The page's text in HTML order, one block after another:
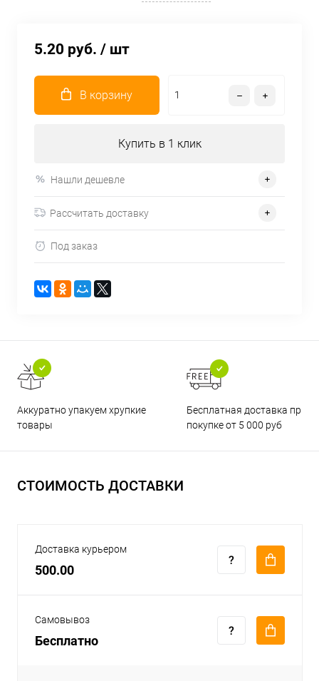
5.20 руб. / шт
В корзину
Купить в 1 клик
Нашли дешевле
Рассчитать доставку
Под заказ
Аккуратно упакуем хрупкие
товары
Бесплатная доставка при
покупке от 5 000 руб
СТОИМОСТЬ ДОСТАВКИ
Доставка курьером
500.00
Самовывоз
Бесплатно